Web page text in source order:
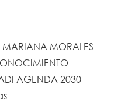
MARIANA MORALES
AGENDA 2030